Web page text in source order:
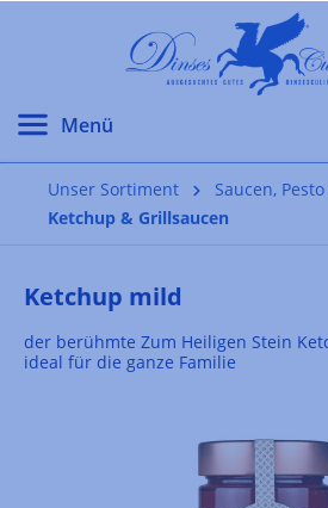
Unser Sortiment
Saucen,
Ketchup & Grillsaucen
Ketchup mild
der berühmte Zum Heiligen Stein
ideal für die ganze Familie